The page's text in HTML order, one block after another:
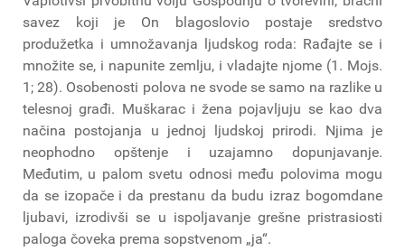
savez koji je On blagoslovio postaje sredstvo
produžetka i umnožavanja ljudskog roda: Rađajte se i
množite se, i napunite zemlju, i vladajte njome (1. Mojs.
1; 28). Osobenosti polova ne svode se samo na razlike u
telesnoj građi. Muškarac i žena pojavljuju se kao dva
načina postojanja u jednoj ljudskoj prirodi. Njima je
neophodno opštenje i uzajamno dopunjavanje.
Međutim, u palom svetu odnosi među polovima mogu
da se izopače i da prestanu da budu izraz bogomdane
ljubavi, izrodivši se u ispoljavanje grešne pristrasiosti
paloga čoveka prema sopstvenom „ja“.